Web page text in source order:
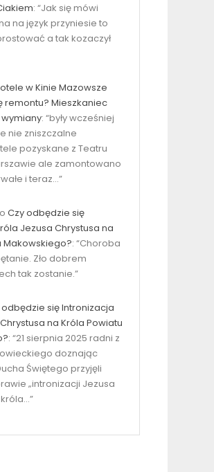
: “Jak się mówi
na język przyniesie to
a tak kozaczył
w Kinie Mazowsze
remontu? Mieszkaniec
: “były wcześniej
nie zniszczalne
pozyskane z Teatru
ale zamontowano
i teraz…”
Czy odbędzie się
Jezusa Chrystusa na
Makowskiego?: “Choroba
Zło dobrem
tak zostanie.”
odbędzie się Intronizacja
na Króla Powiatu
: “21 sierpnia 2025 radni z
doznając
Świętego przyjęli
„intronizacji Jezusa
”